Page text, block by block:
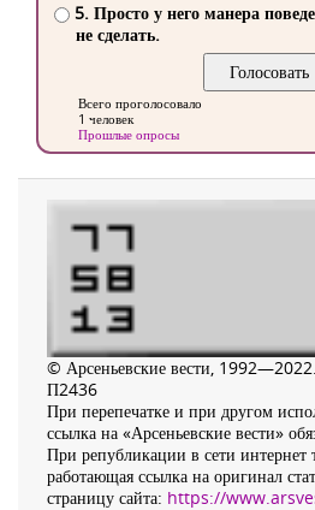
5. Просто у него манера
не сделать.
Всего проголосовало
1 человек
Прошлые опросы
© Арсеньевские вести,
П2436
При перепечатке и при другом
ссылка на «Арсеньевские вести»
При републикации в сети интернет
работающая ссылка на оригинал
страницу сайта: https://